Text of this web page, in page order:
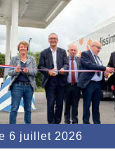
6 juillet 2026